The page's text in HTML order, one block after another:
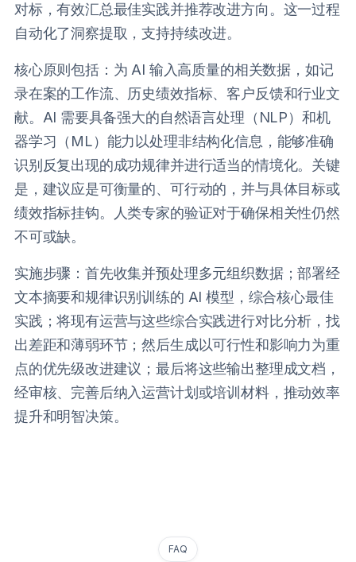
对标，有效汇总最佳实践并推荐改进方向。这一过程
自动化了洞察提取，支持持续改进。
核心原则包括：为 AI 输入高质量的相关数据，如记
录在案的工作流、历史绩效指标、客户反馈和行业文
献。AI 需要具备强大的自然语言处理（NLP）和机
器学习（ML）能力以处理非结构化信息，能够准确
识别反复出现的成功规律并进行适当的情境化。关键
是，建议应是可衡量的、可行动的，并与具体目标或
绩效指标挂钩。人类专家的验证对于确保相关性仍然
不可或缺。
实施步骤：首先收集并预处理多元组织数据；部署经
文本摘要和规律识别训练的 AI 模型，综合核心最佳
实践；将现有运营与这些综合实践进行对比分析，找
出差距和薄弱环节；然后生成以可行性和影响力为重
点的优先级改进建议；最后将这些输出整理成文档，
经审核、完善后纳入运营计划或培训材料，推动效率
提升和明智决策。
FAQ